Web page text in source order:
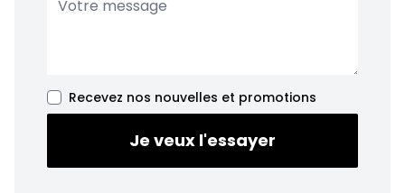
Recevez nos nouvelles et promotions
Je veux l'essayer